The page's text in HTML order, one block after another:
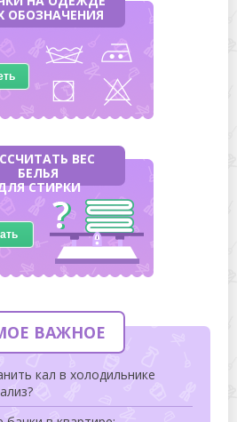
ОБОЗНАЧЕНИЯ
ВЕС
БЕЛЬЯ
СТИРКИ
ВАЖНОЕ
кал в холодильнике